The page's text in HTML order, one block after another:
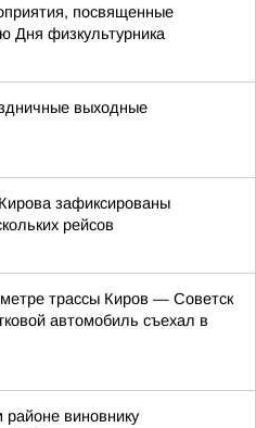
посвященные
Дня физкультурника
выходные
зафиксированы
рейсов
трассы Киров — Советск
автомобиль съехал в
виновнику